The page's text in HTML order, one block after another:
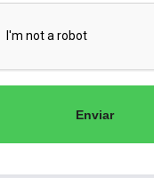
Enviar